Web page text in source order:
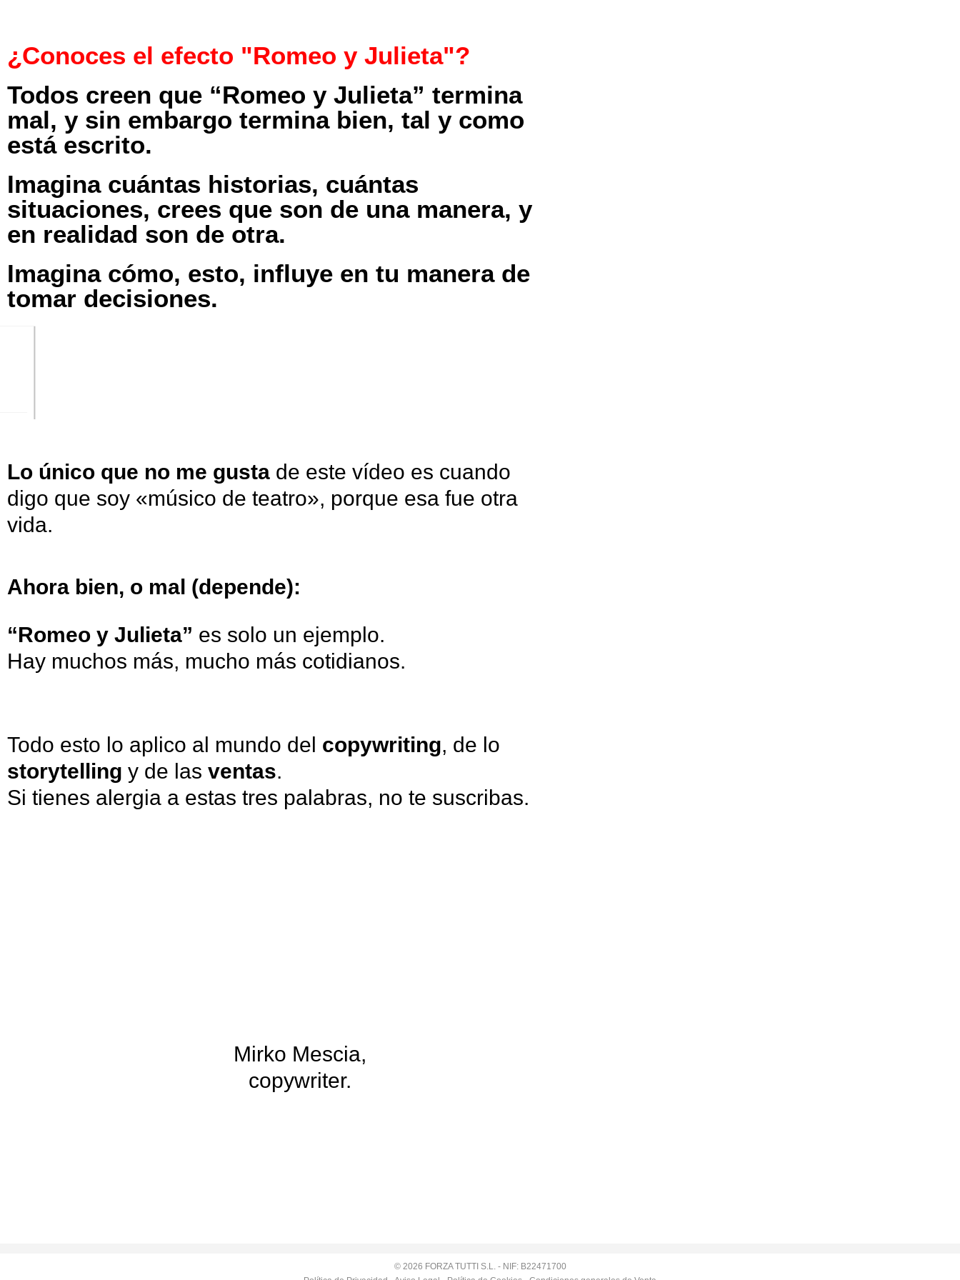
al
¿Conoces el efecto "Romeo y Julieta"?
Todos creen que “Romeo y Julieta” termina
mal, y sin embargo termina bien, tal y como
está escrito.
Imagina cuántas historias, cuántas
situaciones, crees que son de una manera, y
en realidad son de otra.
Imagina cómo, esto, influye en tu manera de
tomar decisiones.
Lo único que no me gusta de este vídeo es cuando
digo que soy «músico de teatro», porque esa fue otra
vida.
Ahora bien, o mal (depende):
“Romeo y Julieta” es solo un ejemplo.
Hay muchos más, mucho más cotidianos.
Todo esto lo aplico al mundo del copywriting, de lo
storytelling y de las ventas.
Si tienes alergia a estas tres palabras, no te suscribas.
Mirko Mescia,
copywriter.
© 2026 FORZA TUTTI S.L. - NIF: B22471700